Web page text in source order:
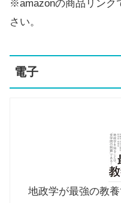
※amazonの商品リンク
さい。
電子
地政学が最強の教